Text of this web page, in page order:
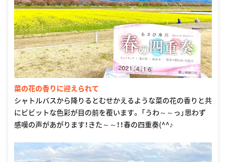
菜の花の香りに迎えられて
シャトルバスから降りるとむせかえるような菜の花の香りと共
にビビットな色彩が目の前を覆います。 「うわ～～っ」思わず
感嘆の声があがります！きた～～！！春の四重奏(^^♪